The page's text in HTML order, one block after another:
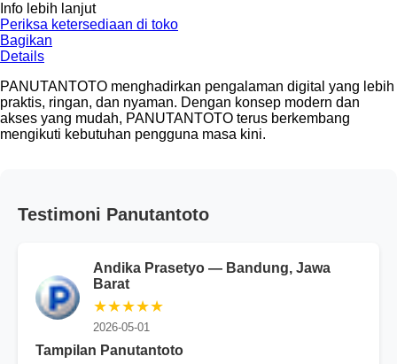
rating
rata-
rata.
Read
13
Reviews.
Tautan
halaman
yang
sama.
Info lebih lanjut
Periksa ketersediaan di toko
Bagikan
Details
PANUTANTOTO menghadirkan pengalaman digital yang lebih
praktis, ringan, dan nyaman. Dengan konsep modern dan
akses yang mudah, PANUTANTOTO terus berkembang
mengikuti kebutuhan pengguna masa kini.
Testimoni Panutantoto
Andika Prasetyo — Bandung, Jawa
Barat
★★★★★
2026-05-01
Tampilan Panutantoto